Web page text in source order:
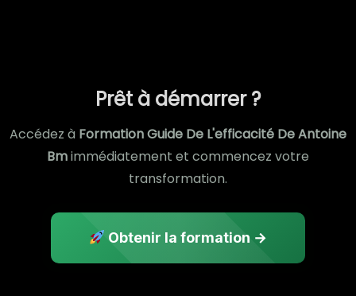
Prêt à démarrer ?
Accédez à Formation Guide De L'efficacité De Antoine
Bmimmédiatement et commencez votre
transformation.
Obtenir la formation →